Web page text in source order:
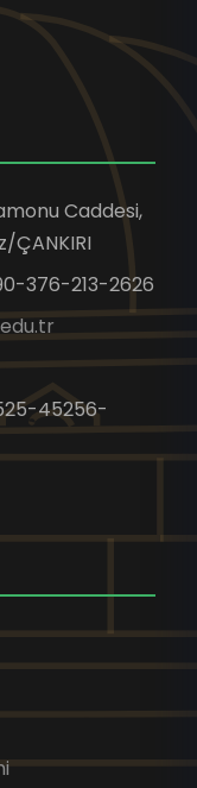
Caddesi,
ÇANKIRI
376-213-2626
45256-